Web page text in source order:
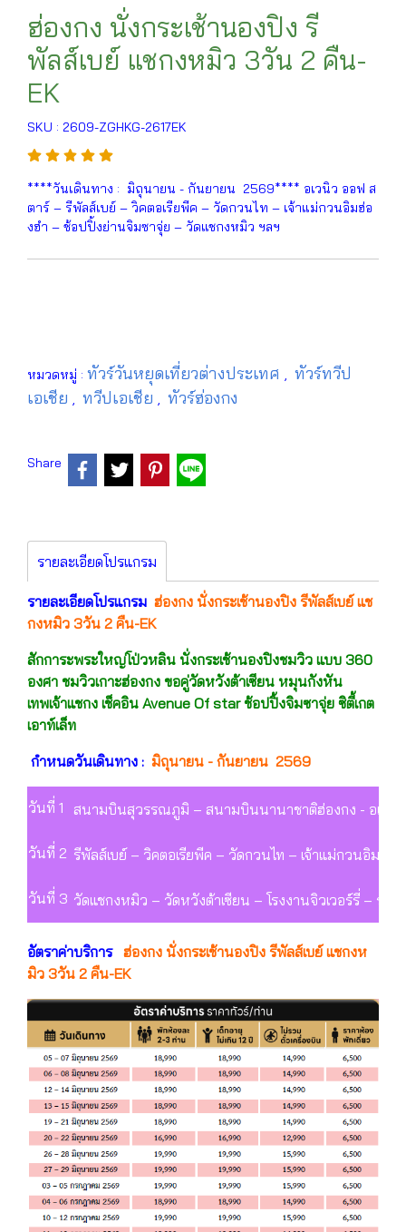
ฮ่องกง นั่งกระเช้านองปิง รี
พัลส์เบย์ แชกงหมิว 3วัน 2 คืน-
EK
SKU : 2609-ZGHKG-2617EK
****วันเดินทาง : มิถุนายน - กันยายน 2569**** อเวนิว ออฟ ส
ตาร์ – รีพัลส์เบย์ – วิคตอเรียพีค – วัดกวนไท – เจ้าแม่กวนอิมฮ่อ
งฮำ – ช้อปปิ้งย่านจิมซาจุ่ย – วัดแชกงหมิว ฯลฯ
หมวดหมู่ : ทัวร์วันหยุดเที่ยวต่างประเทศ , ทัวร์ทวีป
เอเชีย , ทวีปเอเชีย , ทัวร์ฮ่องกง
Share
รายละเอียดโปรแกรม
รายละเอียดโปรแกรม ฮ่องกง นั่งกระเช้านองปิง รีพัลส์เบย์ แช
กงหมิว 3วัน 2 คืน-EK
สักการะพระใหญ่โป่วหลิน นั่งกระเช้านองปิงชมวิว แบบ 360
องศา ชมวิวเกาะฮ่องกง ขอคู่วัดหวังต้าเซียน หมุนกังหัน
เทพเจ้าแชกง เช็คอิน Avenue Of star ช้อปปิ้งจิมซาจุ่ย ซิตี้เกต
เอาท์เล็ท
กำหนดวันเดินทาง : มิถุนายน - กันยายน 2569
วันที่ 1 สนามบินสุวรรณภูมิ – สนามบินนานาชาติฮ่องกง - อเว
วันที่ 2 รีพัลส์เบย์ – วิคตอเรียพีค – วัดกวนไท – เจ้าแม่กวนอิมฮ่
วันที่ 3 วัดแชกงหมิว – วัดหวังต้าเซียน – โรงงานจิวเวอร์รี่ –
อัตราค่าบริการ ฮ่องกง นั่งกระเช้านองปิง รีพัลส์เบย์ แชกงห
มิว 3วัน 2 คืน-EK